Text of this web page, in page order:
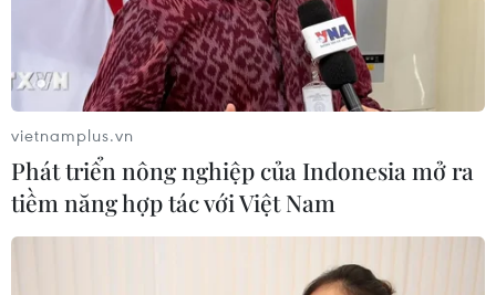
Chia sẻ trên mạng xã hội X sau khi điện đàm với Tổng
thư ký NATO Jens Stoltenberg, Thủ tướng Hungary nêu
rõ chính phủ nước này ủng hộ Thụy Điển trở thành một
phần của NATO.
vietnamplus.vn
Phát triển nông nghiệp của Indonesia mở ra
tiềm năng hợp tác với Việt Nam